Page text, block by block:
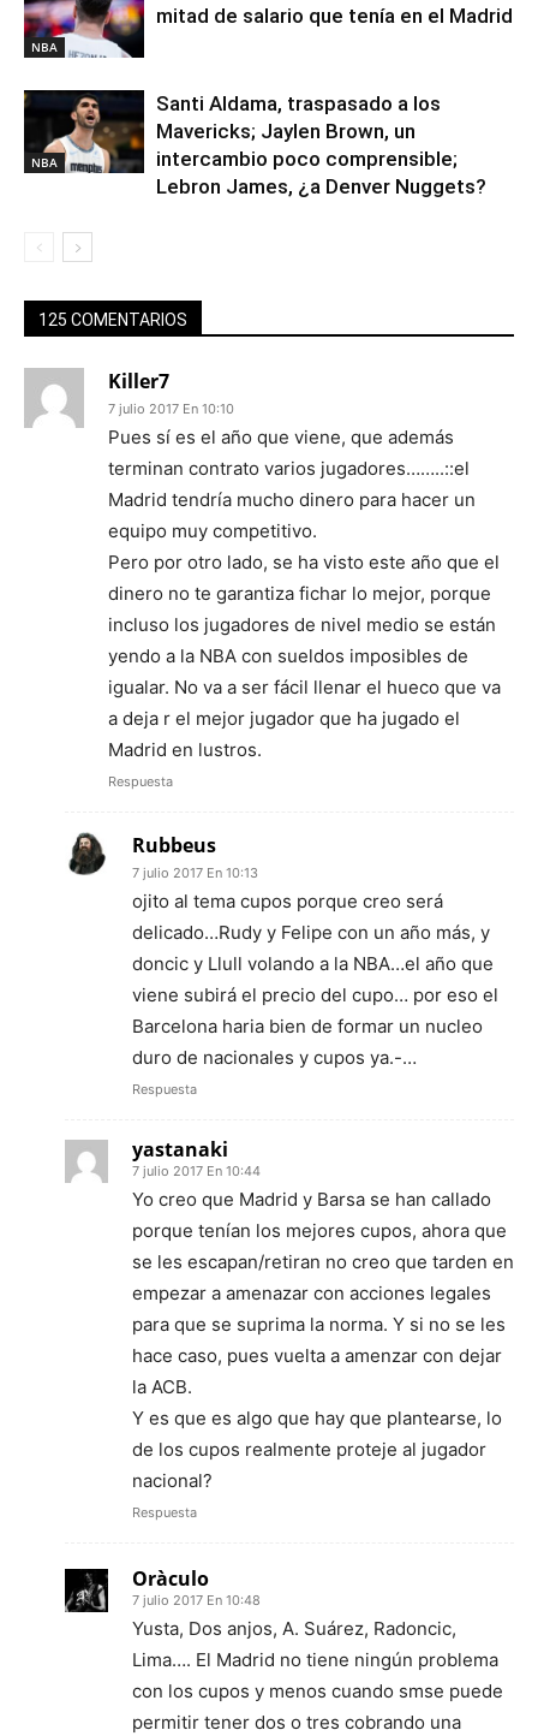
NBA
mitad de salario que tenía en el Madrid
NBA
Santi Aldama, traspasado a los
Mavericks; Jaylen Brown, un
intercambio poco comprensible;
Lebron James, ¿a Denver Nuggets?
125 COMENTARIOS
Killer7
7 julio 2017 En 10:10
Pues sí es el año que viene, que además
terminan contrato varios jugadores……..::el
Madrid tendría mucho dinero para hacer un
equipo muy competitivo.
Pero por otro lado, se ha visto este año que el
dinero no te garantiza fichar lo mejor, porque
incluso los jugadores de nivel medio se están
yendo a la NBA con sueldos imposibles de
igualar. No va a ser fácil llenar el hueco que va
a deja r el mejor jugador que ha jugado el
Madrid en lustros.
Respuesta
Rubbeus
7 julio 2017 En 10:13
ojito al tema cupos porque creo será
delicado…Rudy y Felipe con un año más, y
doncic y Llull volando a la NBA…el año que
viene subirá el precio del cupo… por eso el
Barcelona haria bien de formar un nucleo
duro de nacionales y cupos ya.-…
Respuesta
yastanaki
7 julio 2017 En 10:44
Yo creo que Madrid y Barsa se han callado
porque tenían los mejores cupos, ahora que
se les escapan/retiran no creo que tarden en
empezar a amenazar con acciones legales
para que se suprima la norma. Y si no se les
hace caso, pues vuelta a amenzar con dejar
la ACB.
Y es que es algo que hay que plantearse, lo
de los cupos realmente proteje al jugador
nacional?
Respuesta
Oràculo
7 julio 2017 En 10:48
Yusta, Dos anjos, A. Suárez, Radoncic,
Lima…. El Madrid no tiene ningún problema
con los cupos y menos cuando smse puede
permitir tener dos o tres cobrando una